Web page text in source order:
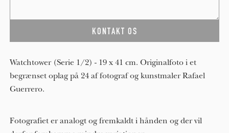
Watchtower (Serie 1/2) - 19 x 41 cm. Originalfoto i et
begrænset oplag på 24 af fotograf og kunstmaler Rafael
Guerrero.
Fotografiet er analogt og fremkaldt i hånden og der vil